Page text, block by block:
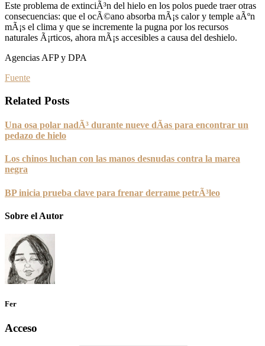
Este problema de extinciÃ³n del hielo en los polos puede traer otras
consecuencias: que el ocÃ©ano absorba mÃ¡s calor y temple aÃºn
mÃ¡s el clima y que se incremente la pugna por los recursos
naturales Ã¡rticos, ahora mÃ¡s accesibles a causa del deshielo.
Agencias AFP y DPA
Fuente
Related Posts
Una osa polar nadÃ³ durante nueve dÃ­as para encontrar un
pedazo de hielo
Los chinos luchan con las manos desnudas contra la marea
negra
BP inicia prueba clave para frenar derrame petrÃ³leo
Sobre el Autor
Fer
Acceso